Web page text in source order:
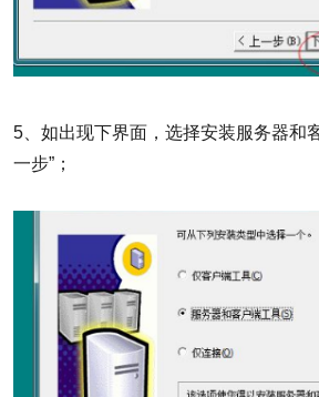
5、如出现下界面，选择安装服务器和
一步”；